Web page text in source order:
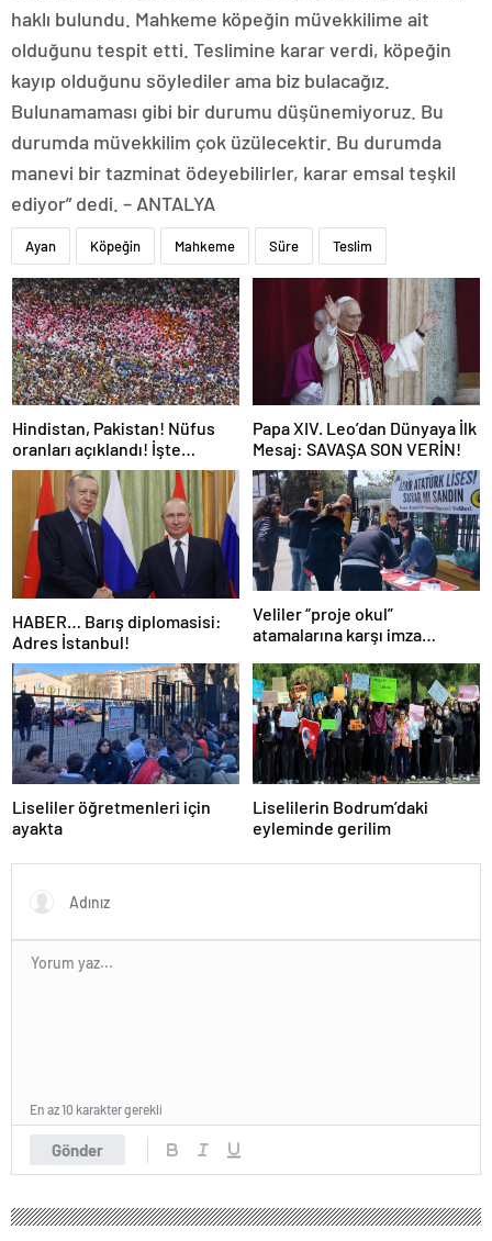
haklı bulundu. Mahkeme köpeğin müvekkilime ait
olduğunu tespit etti. Teslimine karar verdi, köpeğin
kayıp olduğunu söylediler ama biz bulacağız.
Bulunamaması gibi bir durumu düşünemiyoruz. Bu
durumda müvekkilim çok üzülecektir. Bu durumda
manevi bir tazminat ödeyebilirler, karar emsal teşkil
ediyor” dedi. – ANTALYA
Ayan Köpeğin Mahkeme Süre Teslim
Hindistan, Pakistan! Nüfus
oranları açıklandı! İşte
Dünyanın en kalabalık ülkesi!
Dünya haritası ülkeler!
Papa XIV. Leo’dan Dünyaya İlk
Mesaj: SAVAŞA SON VERİN!
HABER… Barış diplomasisi:
Adres İstanbul!
Veliler “proje okul”
atamalarına karşı imza
Liseliler öğretmenleri için
ayakta
Liselilerin Bodrum’daki
eyleminde gerilim
Gönder
En az 10 karakter gerekli